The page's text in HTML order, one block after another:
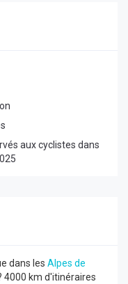
aux cyclistes dans
dans les Alpes de
4000 km d'itinéraires